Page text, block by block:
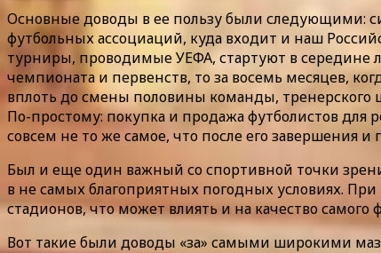
Основные доводы в ее пользу были следующими:
футбольных ассоциаций, куда входит и наш
турниры, проводимые УЕФА, стартуют в середине
чемпионата и первенств, то за восемь месяцев,
вплоть до смены половины команды, тренерского
По-простому: покупка и продажа футболистов
совсем не то же самое, что после его завершения и
Был и еще один важный со спортивной точки
в не самых благоприятных погодных условиях.
стадионов, что может влиять и на качество самого
Вот такие были доводы «за» самыми широкими